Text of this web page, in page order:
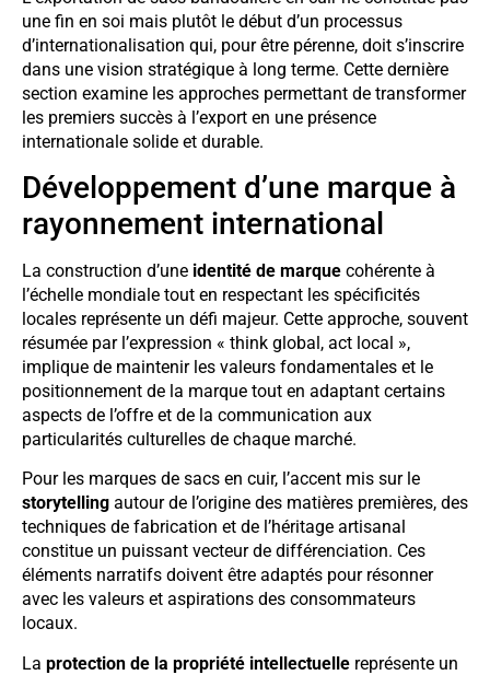
une fin en soi mais plutôt le début d’un processus
d’internationalisation qui, pour être pérenne, doit s’inscrire
dans une vision stratégique à long terme. Cette dernière
section examine les approches permettant de transformer
les premiers succès à l’export en une présence
internationale solide et durable.
Développement d’une marque à
rayonnement international
La construction d’une identité de marque cohérente à
l’échelle mondiale tout en respectant les spécificités
locales représente un défi majeur. Cette approche, souvent
résumée par l’expression « think global, act local »,
implique de maintenir les valeurs fondamentales et le
positionnement de la marque tout en adaptant certains
aspects de l’offre et de la communication aux
particularités culturelles de chaque marché.
Pour les marques de sacs en cuir, l’accent mis sur le
storytelling autour de l’origine des matières premières, des
techniques de fabrication et de l’héritage artisanal
constitue un puissant vecteur de différenciation. Ces
éléments narratifs doivent être adaptés pour résonner
avec les valeurs et aspirations des consommateurs
locaux.
La protection de la propriété intellectuelle représente un